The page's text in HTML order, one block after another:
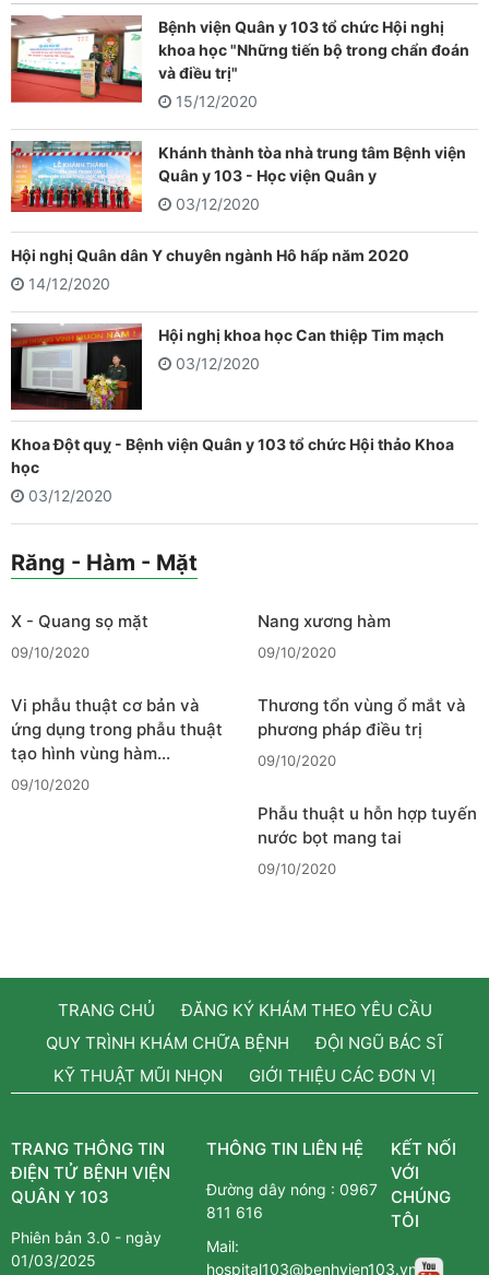
Bệnh viện Quân y 103 tổ chức Hội nghị
khoa học "Những tiến bộ trong chẩn đoán
và điều trị"
15/12/2020
Khánh thành tòa nhà trung tâm Bệnh viện
Quân y 103 - Học viện Quân y
03/12/2020
Hội nghị Quân dân Y chuyên ngành Hô hấp năm 2020
14/12/2020
Hội nghị khoa học Can thiệp Tim mạch
03/12/2020
Khoa Đột quỵ - Bệnh viện Quân y 103 tổ chức Hội thảo Khoa
học
03/12/2020
Răng - Hàm - Mặt
X - Quang sọ mặt
09/10/2020
Nang xương hàm
09/10/2020
Vi phẫu thuật cơ bản và
ứng dụng trong phẫu thuật
tạo hình vùng hàm…
09/10/2020
Thương tổn vùng ổ mắt và
phương pháp điều trị
09/10/2020
Phẫu thuật u hỗn hợp tuyến
nước bọt mang tai
09/10/2020
TRANG CHỦ
ĐĂNG KÝ KHÁM THEO YÊU CẦU
QUY TRÌNH KHÁM CHỮA BỆNH
ĐỘI NGŨ BÁC SĨ
KỸ THUẬT MŨI NHỌN
GIỚI THIỆU CÁC ĐƠN VỊ
TRANG THÔNG TIN
ĐIỆN TỬ BỆNH VIỆN
QUÂN Y 103
Phiên bản 3.0 - ngày
01/03/2025
THÔNG TIN LIÊN HỆ
Đường dây nóng :0967
811 616
Mail:
hospital103@benhvien103.vn
KẾT NỐI
VỚI
CHÚNG
TÔI